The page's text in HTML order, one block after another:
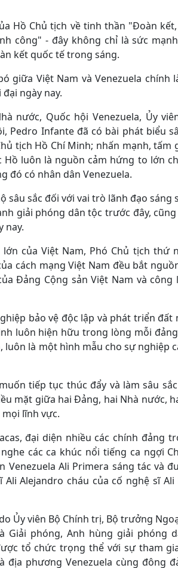
Hồ Chủ tịch về tinh thần "Đoàn
công" - đây không chỉ là sức
kết quốc tế trong sáng.
giữa Việt Nam và Venezuela chính
ngày nay.
nước, Quốc hội Venezuela, Ủy
Pedro Infante đã có bài phát biểu
tịch Hồ Chí Minh; nhấn mạnh, tấm
luôn là nguồn cảm hứng to lớn
đó có nhân dân Venezuela.
sắc đối với vai trò lãnh đạo sáng
giải phóng dân tộc trước đây,
nay.
của Việt Nam, Phó Chủ tịch thứ
cách mạng Việt Nam đều bắt
Đảng Cộng sản Việt Nam và công
bảo vệ độc lập và phát triển đất
luôn hiện hữu trong lòng mỗi đảng
luôn là một hình mẫu cho sự nghiệp
tiếp tục thúc đẩy và làm sâu
mặt giữa hai Đảng, hai Nhà nước,
lĩnh vực.
đại diện nhiều các chính đảng
các ca khúc nổi tiếng ca ngợi
Venezuela Ali Primera sáng tác và
Alejandro cháu của cố nghệ sĩ Ali
Ủy viên Bộ Chính trị, Bộ trưởng
Giải phóng, Anh hùng giải phóng
tổ chức trọng thể với sự tham
phương Venezuela cùng đông